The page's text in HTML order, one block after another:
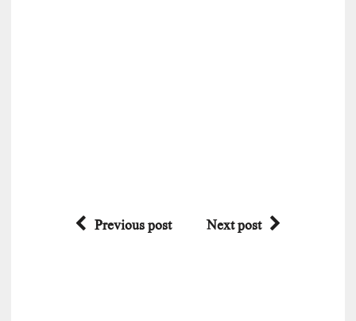
Previous post Next post